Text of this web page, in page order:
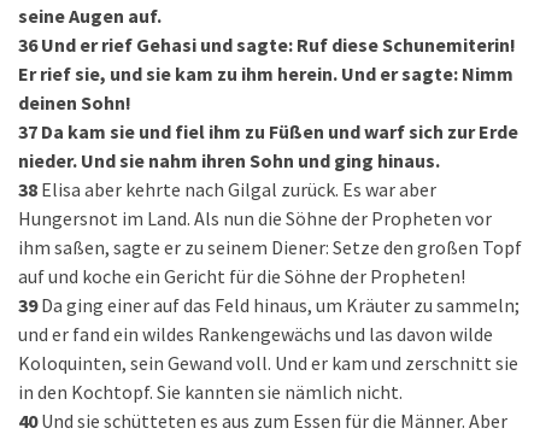
seine Augen auf.
36 Und er rief Gehasi und sagte: Ruf diese Schunemiterin!
Er rief sie, und sie kam zu ihm herein. Und er sagte: Nimm
deinen Sohn!
37 Da kam sie und fiel ihm zu Füßen und warf sich zur Erde
nieder. Und sie nahm ihren Sohn und ging hinaus.
38 Elisa aber kehrte nach Gilgal zurück. Es war aber
Hungersnot im Land. Als nun die Söhne der Propheten vor
ihm saßen, sagte er zu seinem Diener: Setze den großen Topf
auf und koche ein Gericht für die Söhne der Propheten!
39 Da ging einer auf das Feld hinaus, um Kräuter zu sammeln;
und er fand ein wildes Rankengewächs und las davon wilde
Koloquinten, sein Gewand voll. Und er kam und zerschnitt sie
in den Kochtopf. Sie kannten sie nämlich nicht.
40 Und sie schütteten es aus zum Essen für die Männer. Aber